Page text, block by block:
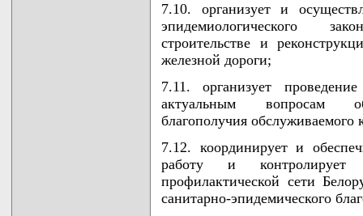
7.10. организует и
эпидемиологического
строительстве и
железной дороги;
7.11. организует
актуальным вопросам
благополучия обслуживаемого
7.12. координирует и
работу и контролирует
профилактической сети
санитарно-эпидемического